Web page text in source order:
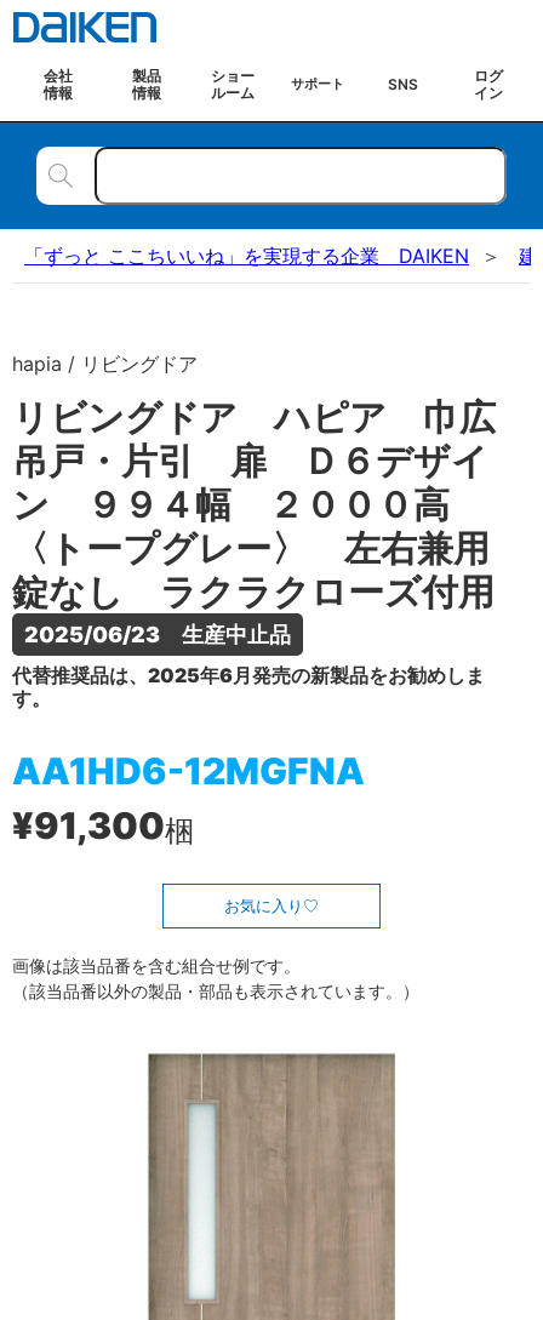
会社
情報
製品
情報
ショー
ルーム
サポート SNS
ログ
イン
「ずっと ここちいいね」を実現する企業 DAIKEN 建
hapia / リビングドア
リビングドア ハピア 巾広
吊戸・片引 扉 Ｄ６デザイ
ン ９９４幅 ２０００高
〈トープグレー〉 左右兼用
錠なし ラクラクローズ付用
2025/06/23　生産中止品
代替推奨品は、2025年6月発売の新製品をお勧めしま
す。
AA1HD6-12MGFNA
¥91,300梱
お気に入り
画像は該当品番を含む組合せ例です。
（該当品番以外の製品・部品も表示されています。）